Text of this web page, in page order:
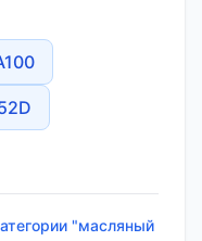
"масляный